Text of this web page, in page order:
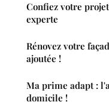
Confiez votre
experte
Rénovez votre
ajoutée !
Ma prime adapt :
domicile !